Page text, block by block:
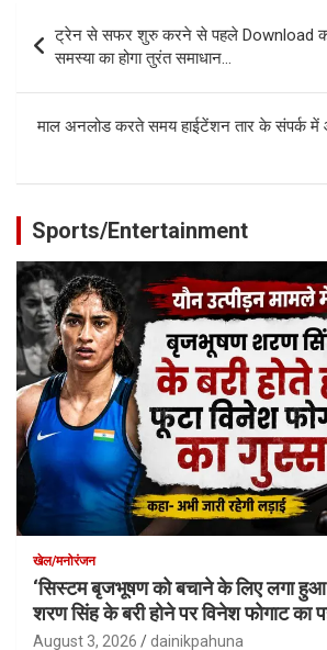
Post
navigation
ट्रेन से सफर शुरु करने से पहले Download
समस्या का होगा तुरंत समाधान…
माल अनलोड करते समय हाईटेंशन तार के संपर्क में
Sports/Entertainment
खेल/मनोरंजन
‘सिस्टम बृजभूषण को बचाने के लिए लगा
शरण सिंह के बरी होने पर विनेश फोगाट का
August 3, 2026 dainikpahuna